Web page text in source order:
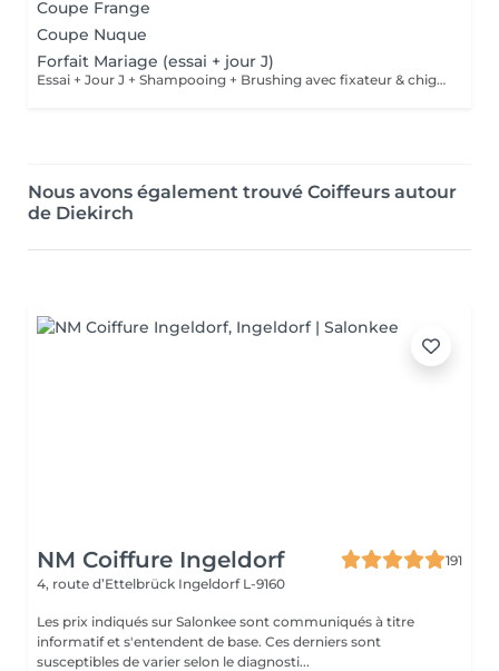
Coupe Frange
Coupe Nuque
Forfait Mariage (essai + jour J)
Essai + Jour J + Shampooing + Brushing avec fixateur & chignon Maquillage inclus
Nous avons également trouvé Coiffeurs autour
de Diekirch
NM Coiffure Ingeldorf
191
4, route d’Ettelbrück Ingeldorf L-9160
Les prix indiqués sur Salonkee sont communiqués à titre
informatif et s'entendent de base. Ces derniers sont
susceptibles de varier selon le diagnosti...